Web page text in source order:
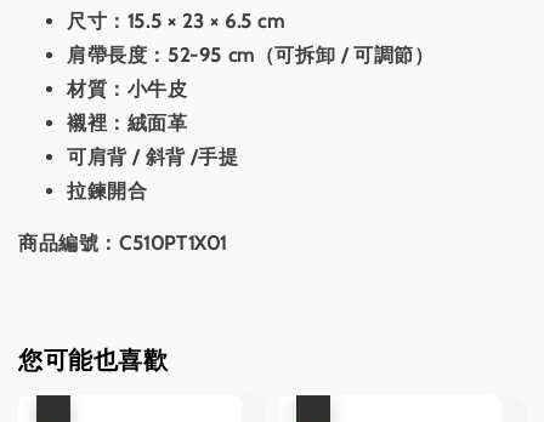
尺寸：15.5 × 23 × 6.5 cm
肩帶長度：52-95 cm（可拆卸 / 可調節）
材質：小牛皮
襯裡：絨面革
可肩背 / 斜背 /手提
拉鍊開合
商品編號：C510PT1X01
您可能也喜歡